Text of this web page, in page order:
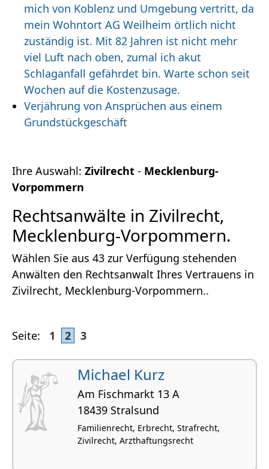
mich von Koblenz und Umgebung vertritt, da
mein Wohntort AG Weilheim örtlich nicht
zuständig ist. Mit 82 Jahren ist nicht mehr
viel Luft nach oben, zumal ich akut
Schlaganfall gefährdet bin. Warte schon seit
Wochen auf die Kostenzusage.
Verjährung von Ansprüchen aus einem
Grundstückgeschäft
Ihre Auswahl: Zivilrecht - Mecklenburg-
Vorpommern
Rechtsanwälte in Zivilrecht,
Mecklenburg-Vorpommern.
Wählen Sie aus 43 zur Verfügung stehenden
Anwälten den Rechtsanwalt Ihres Vertrauens in
Zivilrecht, Mecklenburg-Vorpommern..
Seite: 1 2 3
Michael Kurz
Am Fischmarkt 13 A
18439 Stralsund
Familienrecht, Erbrecht, Strafrecht,
Zivilrecht, Arzthaftungsrecht